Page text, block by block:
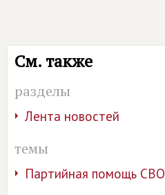
См. также
разделы
Лента новостей
темы
Партийная помощь СВО